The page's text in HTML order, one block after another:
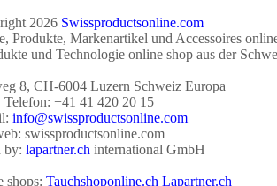
2026 Swissproductsonline.com
Produkte, Markenartikel und Accessoires
und Technologie online shop aus der
8, CH-6004 Luzern Schweiz Europa
Telefon: +41 41 420 20 15
info@swissproductsonline.com
swissproductsonline.com
by: lapartner.ch international GmbH
shops: Tauchshoponline.ch Lapartner.ch